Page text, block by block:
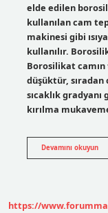
elde edilen
kullanılan cam
makinesi gibi
kullanılır.
Borosilikat camın
düşüktür, sıradan
sıcaklık
kırılma
Devamını okuyun
https://